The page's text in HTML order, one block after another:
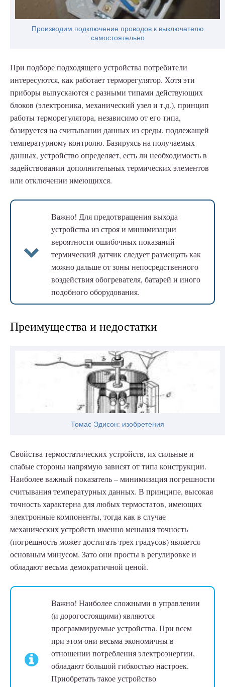
Производим подключение проводов к выключателю
самостоятельно
При подборе подходящего устройства потребители
интересуются, как работает терморегулятор. Хотя эти
приборы выпускаются с разными типами действующих
блоков (электроника, механический узел и т.д.), принцип
работы терморегулятора, независимо от его типа,
базируется на считывании данных из среды, подлежащей
температурному контролю. Базируясь на получаемых
данных, устройство определяет, есть ли необходимость в
задействовании дополнительных термических элементов
или отключении имеющихся.
Важно! Для предотвращения выхода
устройства из строя и минимизации
вероятности ошибочных показаний
термический датчик следует размещать как
можно дальше от зоны непосредственного
воздействия обогревателя, батарей и иного
подобного оборудования.
Преимущества и недостатки
Томас Эдисон: изобретения
Свойства термостатических устройств, их сильные и
слабые стороны напрямую зависят от типа конструкции.
Наиболее важный показатель – минимизация погрешности
считывания температурных данных. В принципе, высокая
точность характерна для любых термостатов, имеющих
электронные компоненты, тогда как в случае
механических устройств именно меньшая точность
(погрешность может достигать трех градусов) является
основным минусом. Зато они просты в регулировке и
обладают весьма демократичной ценой.
Важно! Наиболее сложными в управлении
(и дорогостоящими) являются
программируемые устройства. При всем
при этом они весьма экономичны в
отношении потребления электроэнергии,
обладают большой гибкостью настроек.
Приобретать такое устройство